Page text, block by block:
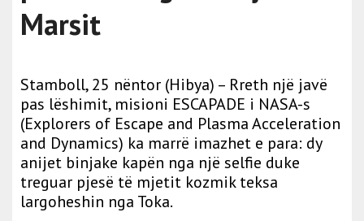
Marsit
Stamboll, 25 nëntor (Hibya) – Rreth një javë
pas lëshimit, misioni ESCAPADE i NASA-s
(Explorers of Escape and Plasma Acceleration
and Dynamics) ka marrë imazhet e para: dy
anijet binjake kapën nga një selfie duke
treguar pjesë të mjetit kozmik teksa
largoheshin nga Toka.